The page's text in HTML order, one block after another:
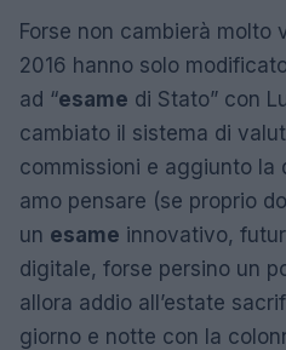
Forse non cambierà molto
2016 hanno solo
ad “esame di Stato” con
cambiato il sistema di
commissioni e aggiunto la
amo pensare (se proprio
un esame innovativo,
digitale, forse persino un
allora addio all’estate
giorno e notte con la